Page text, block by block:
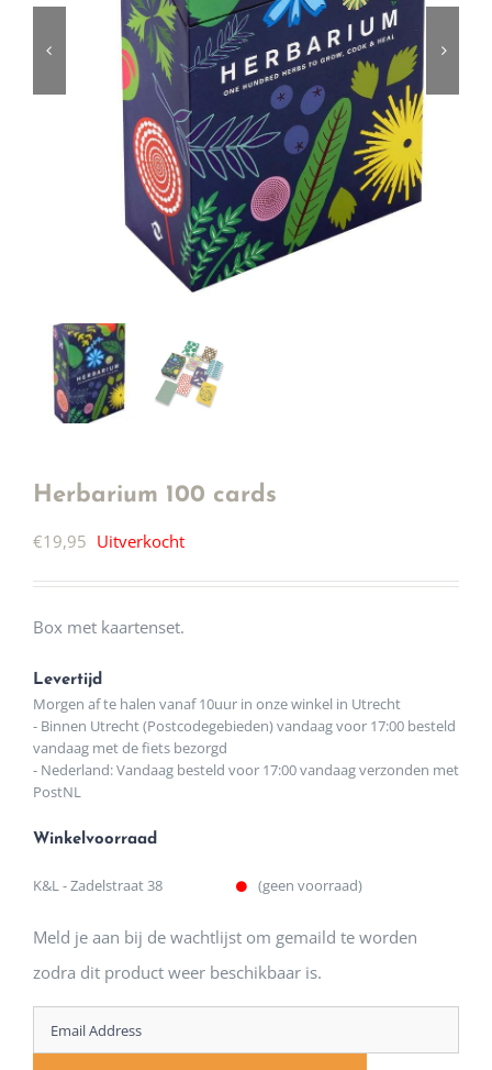
Herbarium 100 cards
€19,95 Uitverkocht
Box met kaartenset.
Levertijd
Morgen af te halen vanaf 10uur in onze winkel in Utrecht
- Binnen Utrecht (Postcodegebieden) vandaag voor 17:00 besteld
vandaag met de fiets bezorgd
- Nederland: Vandaag besteld voor 17:00 vandaag verzonden met
PostNL
Winkelvoorraad
K&L - Zadelstraat 38 (geen voorraad)
Meld je aan bij de wachtlijst om gemaild te worden
zodra dit product weer beschikbaar is.
Enter
your